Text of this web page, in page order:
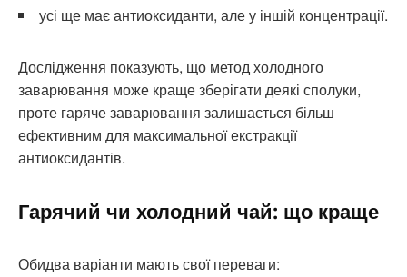
усі ще має антиоксиданти, але у іншій концентрації.
Дослідження показують, що метод холодного
заварювання може краще зберігати деякі сполуки,
проте гаряче заварювання залишається більш
ефективним для максимальної екстракції
антиоксидантів.
Гарячий чи холодний чай: що краще
Обидва варіанти мають свої переваги: